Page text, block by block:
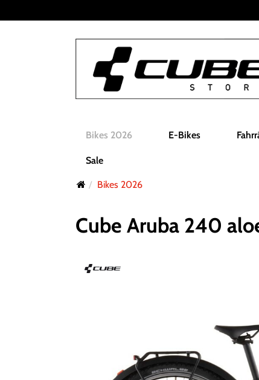
Bikes 2026 E-Bikes
Sale
Bikes 2026
Cube Aruba 240